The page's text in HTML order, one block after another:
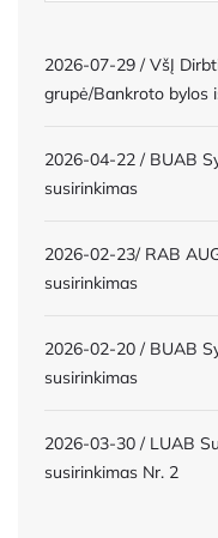
2026-07-29 / VšĮ
grupė/Bankroto bylos
2026-04-22 / BUAB
susirinkimas
2026-02-23/ RAB
susirinkimas
2026-02-20 / BUAB
susirinkimas
2026-03-30 / LUAB
susirinkimas Nr. 2